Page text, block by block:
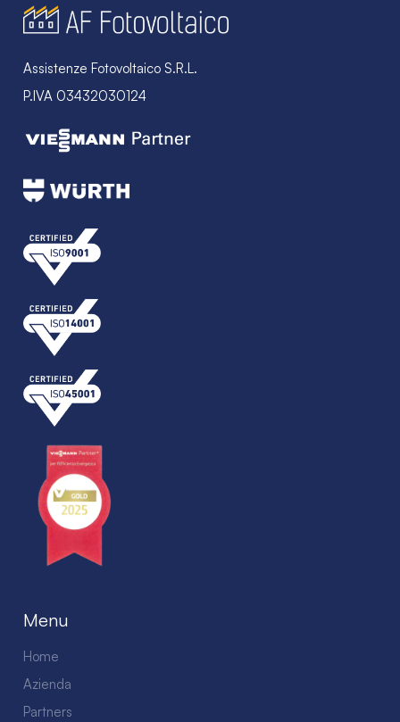
Assistenze Fotovoltaico S.R.L.
P.IVA 03432030124
Menu
Home
Azienda
Partners